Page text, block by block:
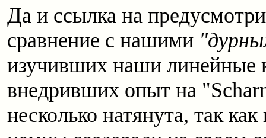
Да и ссылка на
сравнение с нашими
изучивших наши линейные
внедривших опыт на
несколько натянута, так